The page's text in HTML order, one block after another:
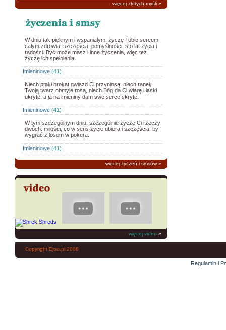
więcej złotych myśli »
W dniu tak pięknym i wspaniałym, życzę Tobie sercem
całym zdrowia, szczęścia, pomyślności, sto lat życia i
radości. Być może masz i inne życzenia, więc też
życzę ich spełnienia.
Imieninowe (41)
Niech ptaki brokat gwiazd Ci przyniosą, niech ranek
Twoją twarz obmyje rosą, niech Bóg da Ci wiarę i łaski
ukryte, a ja na imieniny dam swe serce skryte.
Imieninowe (41)
W tym szczególnym dniu, szczególnie życzę Ci rzeczy
dwóch: miłości, co w sens życie ubiera i szczęścia, by
wygrać z losem w pokera.
Imieninowe (41)
więcej życzeń i smsów»
więcej video »
Copyright Ejoo.pl 2008
Regulamin i